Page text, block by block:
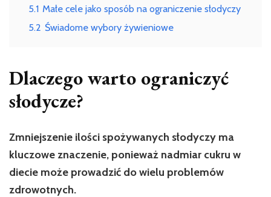
5.1 Małe cele jako sposób na ograniczenie słodyczy
5.2 Świadome wybory żywieniowe
Dlaczego warto ograniczyć
słodycze?
Zmniejszenie ilości spożywanych słodyczy ma
kluczowe znaczenie, ponieważ nadmiar cukru w
diecie może prowadzić do wielu problemów
zdrowotnych.